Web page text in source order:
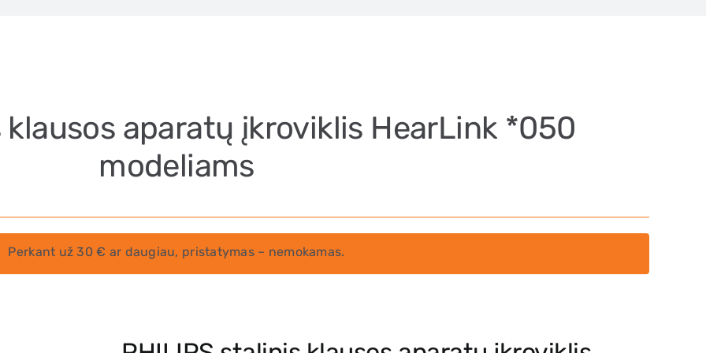
klausos aparatų įkroviklis HearLink *050
modeliams
Perkant už 30 € ar daugiau, pristatymas – nemokamas.